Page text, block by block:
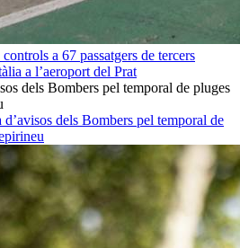
a 67 passatgers de tercers
a l’aeroport del Prat
d’avisos dels Bombers pel temporal de